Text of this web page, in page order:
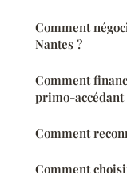
Comment
Nantes ?
Comment
primo-accédant
Comment
Comment